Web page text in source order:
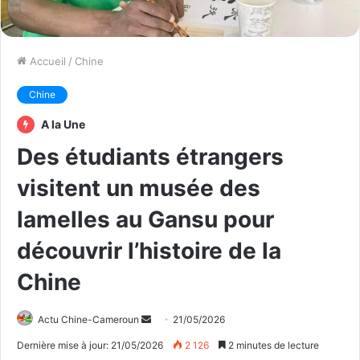
Accueil / Chine
Chine
A la Une
Des étudiants étrangers
visitent un musée des
lamelles au Gansu pour
découvrir l’histoire de la
Chine
Actu Chine-Cameroun 21/05/2026
Dernière mise à jour: 21/05/2026 2 126 2 minutes de lecture